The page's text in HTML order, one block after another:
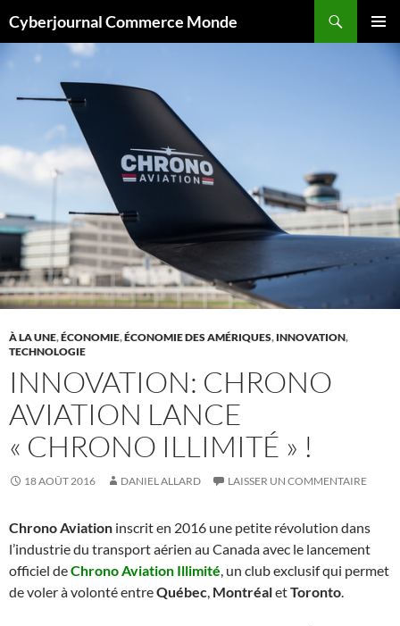
au
contenu
Cyberjournal Commerce Monde
À LA UNE,ÉCONOMIE,ÉCONOMIE DES AMÉRIQUES, INNOVATION,
TECHNOLOGIE
INNOVATION: CHRONO
AVIATION LANCE
« CHRONO ILLIMITÉ » !
18 AOÛT 2016 DANIEL ALLARD LAISSER UN COMMENTAIRE
Chrono Aviation inscrit en 2016 une petite révolution dans
l’industrie du transport aérien au Canada avec le lancement
officiel deChrono Aviation Illimité, un club exclusif qui permet
de voler à volonté entreQuébec, MontréaletToronto.